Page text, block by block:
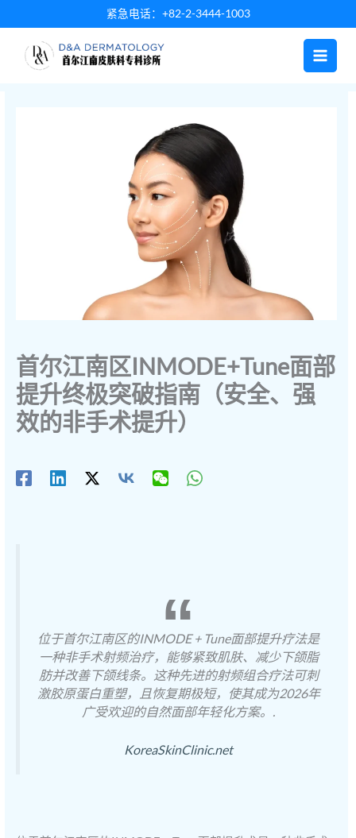
至
紧急电话：+82-2-3444-1003
首尔江南区INMODE+Tune面部
提升终极突破指南（安全、强
效的非手术提升）
位于首尔江南区的INMODE + Tune面部提升疗法是
一种非手术射频治疗，能够紧致肌肤、减少下颌脂
肪并改善下颌线条。这种先进的射频组合疗法可刺
激胶原蛋白重塑，且恢复期极短，使其成为2026年
广受欢迎的自然面部年轻化方案。.
KoreaSkinClinic.net